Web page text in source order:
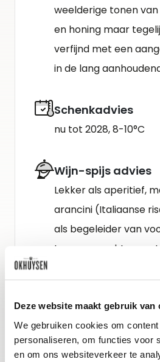
Deze website maakt gebruik van
We gebruiken cookies om
personaliseren, om functies voor
en om ons websiteverkeer te
weelderige tonen
en honing maar
verfijnd met een
in de lang
Schenkadvies
nu tot 2028, 8-10°C
Wijn-spijs advies
Lekker als aperitief,
arancini (Italiaanse
als begeleider van
tussengerechten met
Gidsbeoordeling
Decanter : 91